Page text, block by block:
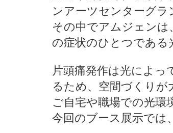
ンアーツセンターグラ
その中でアムジェン
の症状のひとつである
片頭痛発作は光によ
るため、空間づくりが
ご自宅や職場での光環
今回のブース展示では